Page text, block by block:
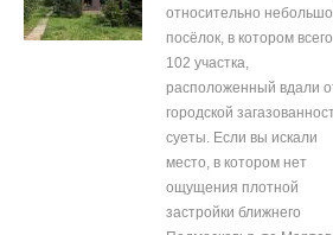
относительно
посёлок, в котором всего
102 участка,
расположенный вдали
городской
суеты. Если вы искали
место, в котором нет
ощущения плотной
застройки ближнего